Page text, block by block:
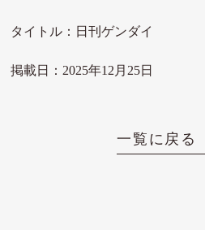
タイトル：日刊ゲンダイ
掲載日：2025年12月25日
一覧に戻る